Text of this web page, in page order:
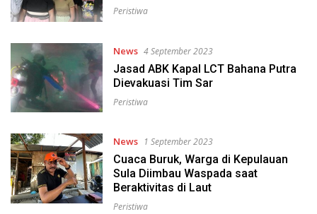
Peristiwa
News 4 September 2023
Jasad ABK Kapal LCT Bahana Putra
Dievakuasi Tim Sar
Peristiwa
News 1 September 2023
Cuaca Buruk, Warga di Kepulauan
Sula Diimbau Waspada saat
Beraktivitas di Laut
Peristiwa